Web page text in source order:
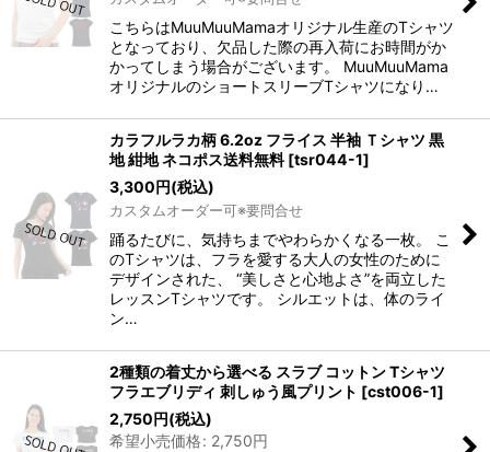
こちらはMuuMuuMamaオリジナル生産のTシャツ
となっており、欠品した際の再入荷にお時間がか
かってしまう場合がございます。 MuuMuuMama
オリジナルのショートスリーブTシャツになり…
カラフルラカ柄 6.2oz フライス 半袖 Ｔシャツ 黒
地 紺地 ネコポス送料無料 [tsr044-1]
3,300円(税込)
カスタムオーダー可※要問合せ
踊るたびに、気持ちまでやわらかくなる一枚。 こ
のTシャツは、フラを愛する大人の女性のために
デザインされた、 “美しさと心地よさ”を両立した
レッスンTシャツです。 シルエットは、体のライ
ン…
2種類の着丈から選べる スラブ コットン Tシャツ
フラエブリディ 刺しゅう風プリント [cst006-1]
2,750円(税込)
希望小売価格: 2,750円